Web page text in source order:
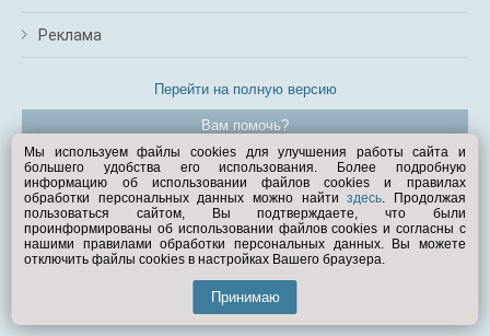
Реклама
Перейти на полную версию
Вам помочь?
© Exist.ru 1998—2026
Мы используем файлы cookies для улучшения работы сайта и
большего удобства его использования. Более подробную
информацию об использовании файлов cookies и правилах
обработки персональных данных можно найтиздесь. Продолжая
пользоваться сайтом, Вы подтверждаете, что были
проинформированы об использовании файлов cookies и согласны с
нашими правилами обработки персональных данных. Вы можете
отключить файлы cookies в настройках Вашего браузера.
Принимаю